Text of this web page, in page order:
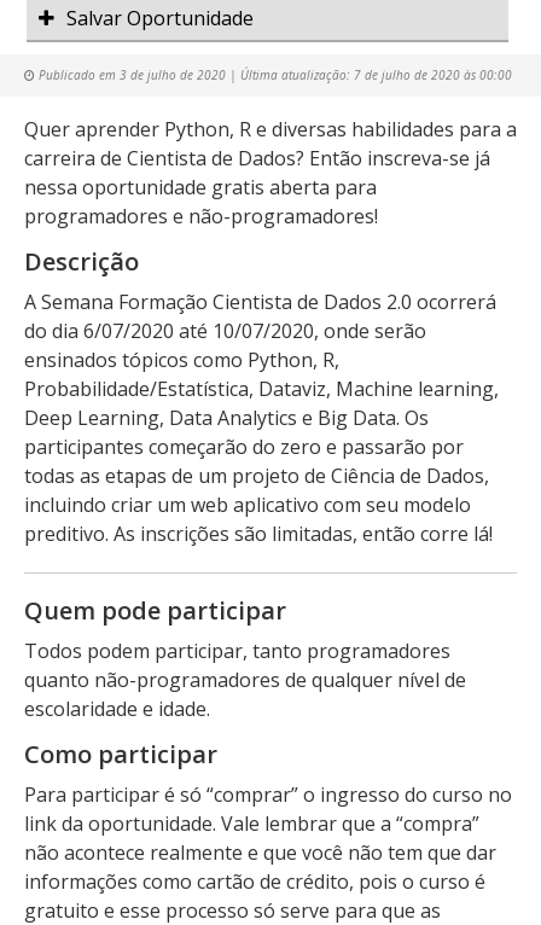
Salvar Oportunidade
Publicado em 3 de julho de 2020 | Última atualização: 7 de julho de 2020 às 00:00
Quer aprender Python, R e diversas habilidades para a
carreira de Cientista de Dados? Então inscreva-se já
nessa oportunidade gratis aberta para
programadores e não-programadores!
Descrição
A Semana Formação Cientista de Dados 2.0 ocorrerá
do dia 6/07/2020 até 10/07/2020, onde serão
ensinados tópicos como Python, R,
Probabilidade/Estatística, Dataviz, Machine learning,
Deep Learning, Data Analytics e Big Data. Os
participantes começarão do zero e passarão por
todas as etapas de um projeto de Ciência de Dados,
incluindo criar um web aplicativo com seu modelo
preditivo. As inscrições são limitadas, então corre lá!
Quem pode participar
Todos podem participar, tanto programadores
quanto não-programadores de qualquer nível de
escolaridade e idade.
Como participar
Para participar é só “comprar” o ingresso do curso no
link da oportunidade. Vale lembrar que a “compra”
não acontece realmente e que você não tem que dar
informações como cartão de crédito, pois o curso é
gratuito e esse processo só serve para que as